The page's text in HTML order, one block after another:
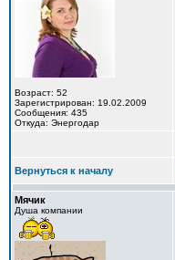
Возраст: 52
Зарегистрирован: 19.02.2009
Сообщения: 435
Откуда: Энергодар
Вернуться к началу
Мячик
Душа компании